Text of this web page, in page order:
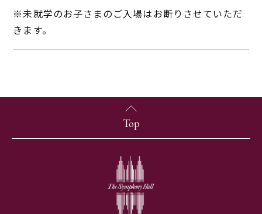
※未就学のお子さまのご入場はお断りさせていただ
きます。
Top